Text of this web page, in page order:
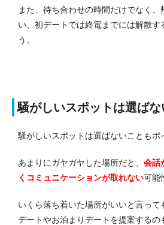
また、待ち合わせの時間だけでなく
い、初デートでは終電までには解散す
う。
騒がしいスポットは選ばな
騒がしいスポットは選ばないこともポ
あまりにガヤガヤした場所だと、 会話
くコミュニケーションが取れない可能
いくら落ち着いた場所がいいと言って
デートやお泊まりデートを提案するの